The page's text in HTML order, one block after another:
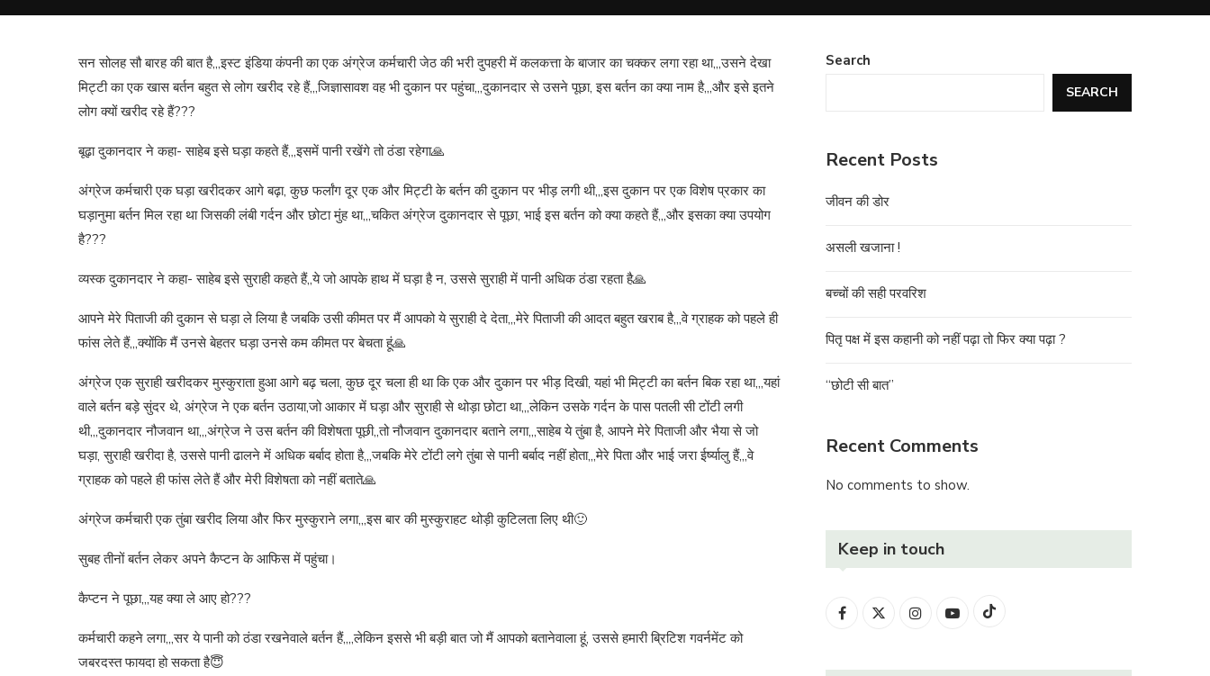
सन सोलह सौ बारह की बात है,,,इस्ट इंडिया कंपनी का एक अंग्रेज कर्मचारी जेठ की भरी दुपहरी में कलकत्ता के बाजार का चक्कर लगा रहा था,,,उसने देखा
मिट्टी का एक खास बर्तन बहुत से लोग खरीद रहे हैं,,,जिज्ञासावश वह भी दुकान पर पहुंचा,,,दुकानदार से उसने पूछा, इस बर्तन का क्या नाम है,,,और इसे इतने
लोग क्यों खरीद रहे हैं???
बूढ़ा दुकानदार ने कहा- साहेब इसे घड़ा कहते हैं,,,इसमें पानी रखेंगे तो ठंडा रहेगा🙏
अंग्रेज कर्मचारी एक घड़ा खरीदकर आगे बढ़ा, कुछ फर्लांग दूर एक और मिट्टी के बर्तन की दुकान पर भीड़ लगी थी,,,इस दुकान पर एक विशेष प्रकार का
घड़ानुमा बर्तन मिल रहा था जिसकी लंबी गर्दन और छोटा मुंह था,,,चकित अंग्रेज दुकानदार से पूछा, भाई इस बर्तन को क्या कहते हैं,,,और इसका क्या उपयोग
है???
व्यस्क दुकानदार ने कहा- साहेब इसे सुराही कहते हैं,,ये जो आपके हाथ में घड़ा है न, उससे सुराही में पानी अधिक ठंडा रहता है🙏
आपने मेरे पिताजी की दुकान से घड़ा ले लिया है जबकि उसी कीमत पर मैं आपको ये सुराही दे देता,,,मेरे पिताजी की आदत बहुत खराब है,,,वे ग्राहक को पहले ही
फांस लेते हैं,,,क्योंकि मैं उनसे बेहतर घड़ा उनसे कम कीमत पर बेचता हूं🙏
अंग्रेज एक सुराही खरीदकर मुस्कुराता हुआ आगे बढ़ चला, कुछ दूर चला ही था कि एक और दुकान पर भीड़ दिखी, यहां भी मिट्टी का बर्तन बिक रहा था,,,यहां
वाले बर्तन बड़े सुंदर थे, अंग्रेज ने एक बर्तन उठाया,जो आकार में घड़ा और सुराही से थोड़ा छोटा था,,,लेकिन उसके गर्दन के पास पतली सी टोंटी लगी
थी,,,दुकानदार नौजवान था,,,अंग्रेज ने उस बर्तन की विशेषता पूछी,,तो नौजवान दुकानदार बताने लगा,,,साहेब ये तुंबा है, आपने मेरे पिताजी और भैया से जो
घड़ा, सुराही खरीदा है, उससे पानी ढालने में अधिक बर्बाद होता है,,,जबकि मेरे टोंटी लगे तुंबा से पानी बर्बाद नहीं होता,,,मेरे पिता और भाई जरा ईर्ष्यालु हैं,,,वे
ग्राहक को पहले ही फांस लेते हैं और मेरी विशेषता को नहीं बताते🙏
अंग्रेज कर्मचारी एक तुंबा खरीद लिया और फिर मुस्कुराने लगा,,,इस बार की मुस्कुराहट थोड़ी कुटिलता लिए थी🙂
सुबह तीनों बर्तन लेकर अपने कैप्टन के आफिस में पहुंचा।
कैप्टन ने पूछा,,,यह क्या ले आए हो???
कर्मचारी कहने लगा,,,सर ये पानी को ठंडा रखनेवाले बर्तन हैं,,,,लेकिन इससे भी बड़ी बात जो मैं आपको बतानेवाला हूं, उससे हमारी ब्रिटिश गवर्नमेंट को
जबरदस्त फायदा हो सकता है😇
Search
SEARCH
Recent Posts
जीवन की डोर
असली खजाना !
बच्चों की सही परवरिश
पितृ पक्ष में इस कहानी को नहीं पढ़ा तो फिर क्या पढ़ा ?
“छोटी सी बात”
Recent Comments
No comments to show.
Keep in touch